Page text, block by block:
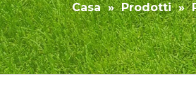
Casa » Prodotti »